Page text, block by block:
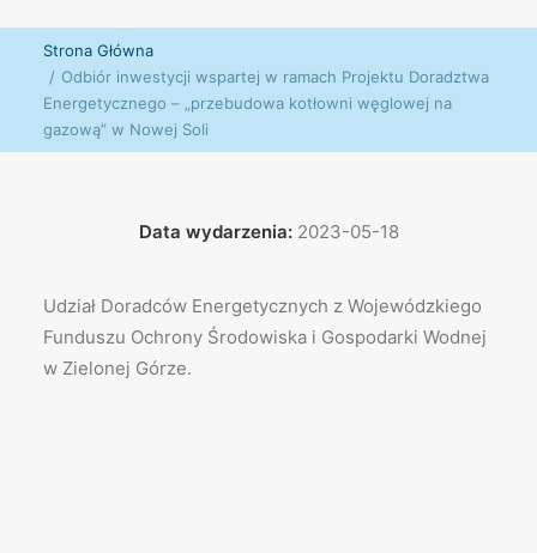
Strona Główna
Odbiór inwestycji wspartej w ramach Projektu Doradztwa
Energetycznego – „przebudowa kotłowni węglowej na
gazową” w Nowej Soli
Data wydarzenia:2023-05-18
Udział Doradców Energetycznych z Wojewódzkiego
Funduszu Ochrony Środowiska i Gospodarki Wodnej
w Zielonej Górze.